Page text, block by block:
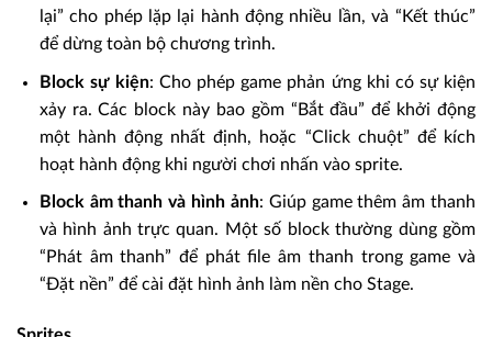
lại” cho phép lặp lại hành động nhiều lần, và “Kết thúc”
để dừng toàn bộ chương trình.
Block sự kiện: Cho phép game phản ứng khi có sự kiện
xảy ra. Các block này bao gồm “Bắt đầu” để khởi động
một hành động nhất định, hoặc “Click chuột” để kích
hoạt hành động khi người chơi nhấn vào sprite.
Block âm thanh và hình ảnh: Giúp game thêm âm thanh
và hình ảnh trực quan. Một số block thường dùng gồm
“Phát âm thanh” để phát file âm thanh trong game và
“Đặt nền” để cài đặt hình ảnh làm nền cho Stage.